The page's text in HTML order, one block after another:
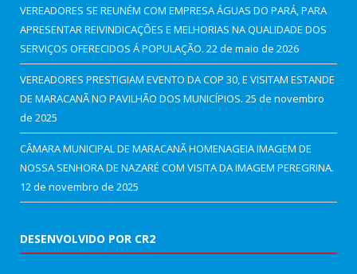
VEREADORES SE REUNÉM COM EMPRESA ÁGUAS DO PARÁ, PARA
APRESENTAR REIVINDICAÇÕES E MELHORIAS NA QUALIDADE DOS
SERVIÇOS OFERECIDOS Á POPULAÇÃO. 22 de maio de 2026
VEREADORES PRESTIGIAM EVENTO DA COP 30, E VISITAM ESTANDE
DE MARACANÃ NO PAVILHÃO DOS MUNICÍPIOS. 25 de novembro
de 2025
CÂMARA MUNICIPAL DE MARACANÃ HOMENAGEIA IMAGEM DE
NOSSA SENHORA DE NAZARÉ COM VISITA DA IMAGEM PEREGRINA.
12 de novembro de 2025
DESENVOLVIDO POR CR2